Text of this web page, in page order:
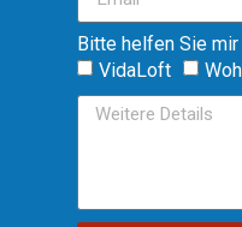
Bitte helfen Sie
VidaLoft